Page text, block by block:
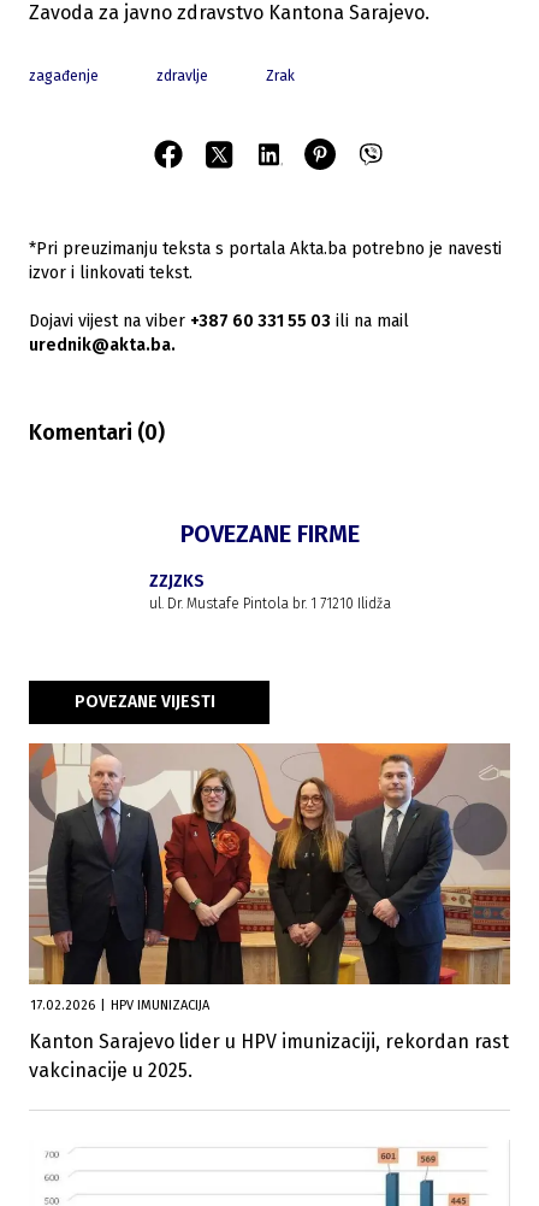
Zavoda za javno zdravstvo Kantona Sarajevo.
zagađenje zdravlje Zrak
*Pri preuzimanju teksta s portala Akta.ba potrebno je navesti
izvor i linkovati tekst.
Dojavi vijest na viber +387 60 331 55 03 ili na mail
urednik@akta.ba.
Komentari (0)
POVEZANE FIRME
ZZJZKS
ul. Dr. Mustafe Pintola br. 1 71210 Ilidža
POVEZANE VIJESTI
17.02.2026 HPV IMUNIZACIJA
Kanton Sarajevo lider u HPV imunizaciji, rekordan rast
vakcinacije u 2025.